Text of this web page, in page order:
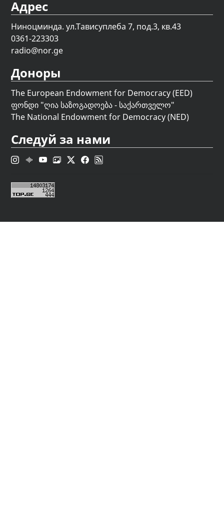
Адрес
Ниноцминда. ул.Тависуплеба 7, под.3, кв.43
0361-223303
radio@nor.ge
Доноры
The European Endowment for Democracy (EED)
ფონდი "ღია საზოგადოება - საქართველო"
The National Endowment for Democracy (NED)
Следуй за нами